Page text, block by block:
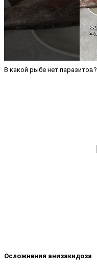
В какой рыбе нет паразитов?
Осложнения анизакидоза